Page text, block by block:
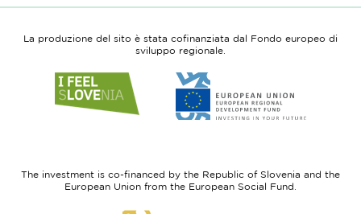
La produzione del sito è stata cofinanziata dal Fondo europeo di
sviluppo regionale.
to
website
to
website
Fund
The investment is co-financed by the Republic of Slovenia and the
European Union from the European Social Fund.